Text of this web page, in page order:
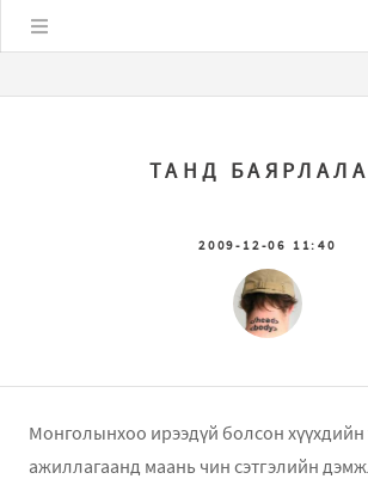
ТАНД
2009-12-06 11:40
Монголынхоо ирээдүй болсон
ажиллагаанд маань чин сэтгэлийн